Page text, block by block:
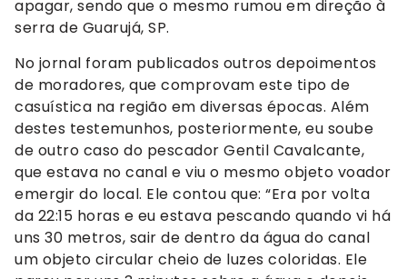
apagar, sendo que o mesmo rumou em direção à
serra de Guarujá, SP.
No jornal foram publicados outros depoimentos
de moradores, que comprovam este tipo de
casuística na região em diversas épocas. Além
destes testemunhos, posteriormente, eu soube
de outro caso do pescador Gentil Cavalcante,
que estava no canal e viu o mesmo objeto voador
emergir do local. Ele contou que: “Era por volta
da 22:15 horas e eu estava pescando quando vi há
uns 30 metros, sair de dentro da água do canal
um objeto circular cheio de luzes coloridas. Ele